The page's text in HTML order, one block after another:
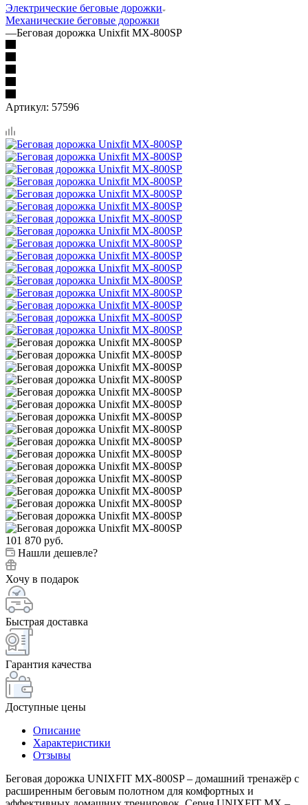
Электрические беговые дорожки
Механические беговые дорожки
—Беговая дорожка Unixfit MX-800SP
Артикул: 57596
101 870 руб.
Нашли дешевле?
Хочу в подарок
Быстрая доставка
Гарантия качества
Доступные цены
Описание
Характеристики
Отзывы
Беговая дорожка UNIXFIT MX-800SP – домашний тренажёр с
расширенным беговым полотном для комфортных и